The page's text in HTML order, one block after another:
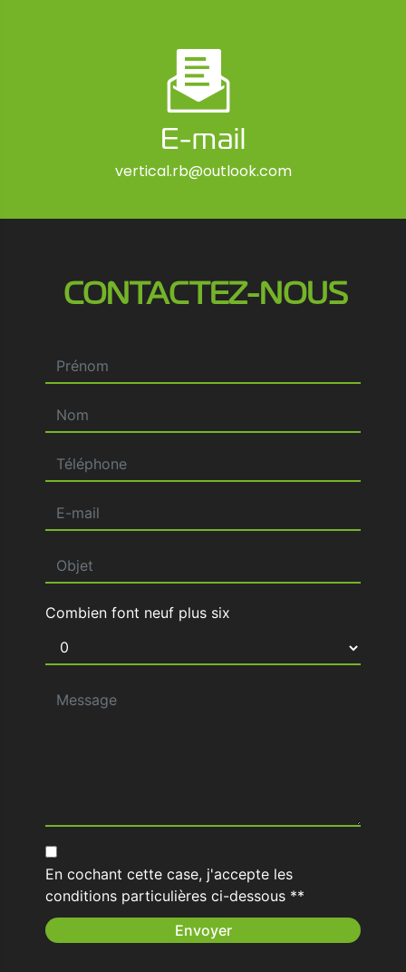
E-mail
vertical.rb@outlook.com
CONTACTEZ-NOUS
Combien font neuf plus six
En cochant cette case, j'accepte les
conditions particulières ci-dessous **
Envoyer